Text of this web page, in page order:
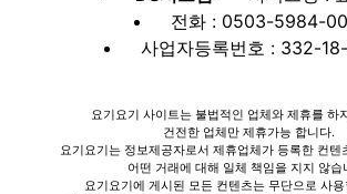
전화 : 0503-5984-
사업자등록번호 : 332-
요기요기 사이트는 불법적인 업체와 제휴를 하
건전한 업체만 제휴가능 합니다.
요기요기는 정보제공자로서 제휴업체가 등록한 컨텐
어떤 거래에 대해 일체 책임을 지지 않습
요기요기에 게시된 모든 컨텐츠는 무단으로 사